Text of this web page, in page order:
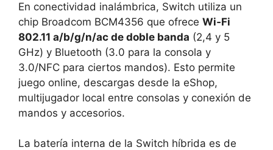
En conectividad inalámbrica, Switch utiliza un
chip Broadcom BCM4356 que ofrece Wi‑Fi
802.11 a/b/g/n/ac de doble banda (2,4 y 5
GHz) y Bluetooth (3.0 para la consola y
3.0/NFC para ciertos mandos). Esto permite
juego online, descargas desde la eShop,
multijugador local entre consolas y conexión de
mandos y accesorios.
La batería interna de la Switch híbrida es de